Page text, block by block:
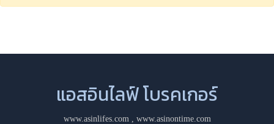
แอสอินไลฟ์ โบรคเกอร์
www.asinlifes.com, www.asinontime.com